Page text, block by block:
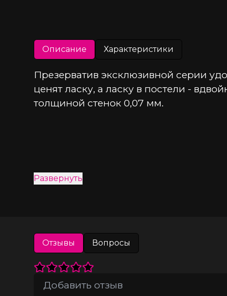
Описание Характеристики
Презерватив эксклюзивной серии
ценят ласку, а ласку в постели -
толщиной стенок 0,07 мм.
Развернуть
Отзывы Вопросы